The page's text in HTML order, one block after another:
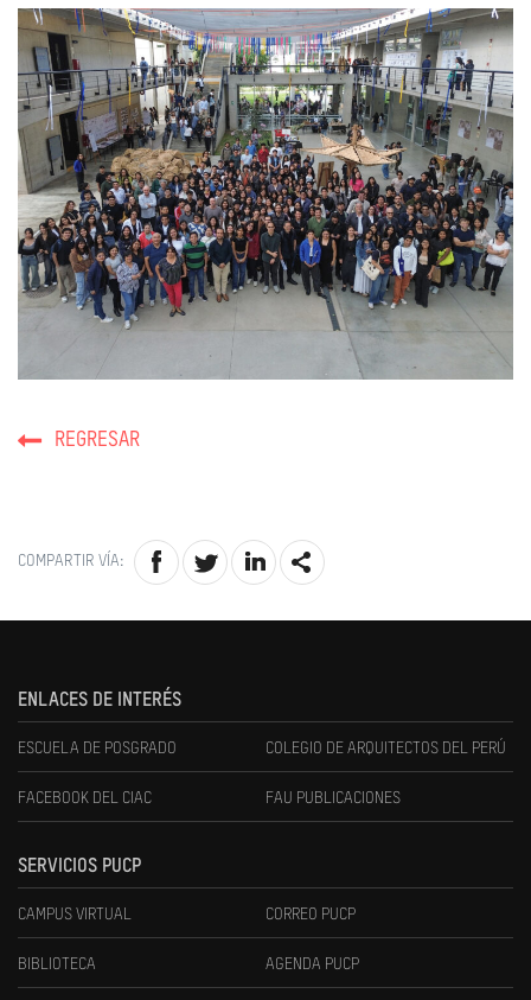
REGRESAR
COMPARTIR VÍA:
ENLACES DE INTERÉS
ESCUELA DE POSGRADO COLEGIO DE ARQUITECTOS DEL PERÚ
FACEBOOK DEL CIAC FAU PUBLICACIONES
SERVICIOS PUCP
CAMPUS VIRTUAL CORREO PUCP
BIBLIOTECA AGENDA PUCP